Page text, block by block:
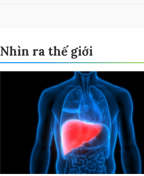
Nhìn ra thế giới